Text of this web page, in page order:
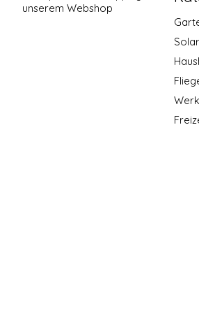
unserem Webshop
Solar